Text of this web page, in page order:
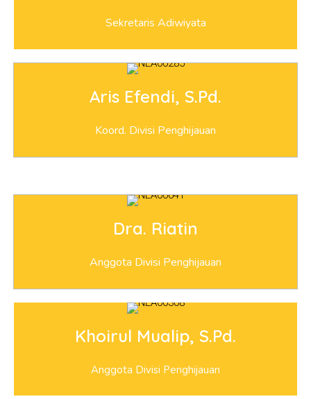
Sekretaris Adiwiyata
Aris Efendi, S.Pd.
Koord. Divisi Penghijauan
Dra. Riatin
Anggota Divisi Penghijauan
Khoirul Mualip, S.Pd.
Anggota Divisi Penghijauan